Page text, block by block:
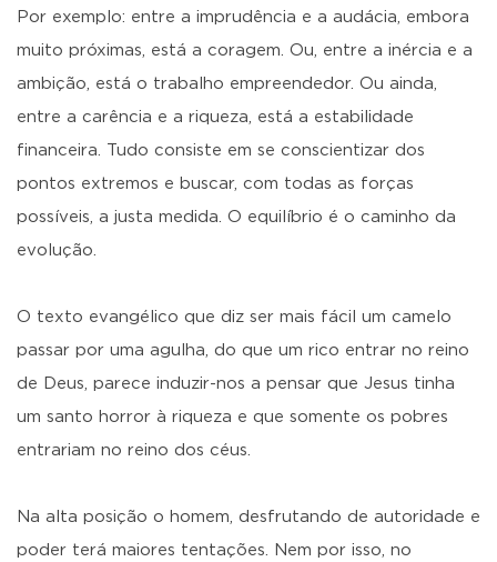
Por exemplo: entre a imprudência e a audácia, embora
muito próximas, está a coragem. Ou, entre a inércia e a
ambição, está o trabalho empreendedor. Ou ainda,
entre a carência e a riqueza, está a estabilidade
financeira. Tudo consiste em se conscientizar dos
pontos extremos e buscar, com todas as forças
possíveis, a justa medida. O equilíbrio é o caminho da
evolução.
O texto evangélico que diz ser mais fácil um camelo
passar por uma agulha, do que um rico entrar no reino
de Deus, parece induzir-nos a pensar que Jesus tinha
um santo horror à riqueza e que somente os pobres
entrariam no reino dos céus.
Na alta posição o homem, desfrutando de autoridade e
poder terá maiores tentações. Nem por isso, no